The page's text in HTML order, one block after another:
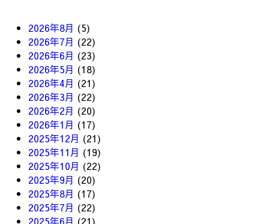
2026年8月 (5)
2026年7月 (22)
2026年6月 (23)
2026年5月 (18)
2026年4月 (21)
2026年3月 (22)
2026年2月 (20)
2026年1月 (17)
2025年12月 (21)
2025年11月 (19)
2025年10月 (22)
2025年9月 (20)
2025年8月 (17)
2025年7月 (22)
2025年6月 (21)